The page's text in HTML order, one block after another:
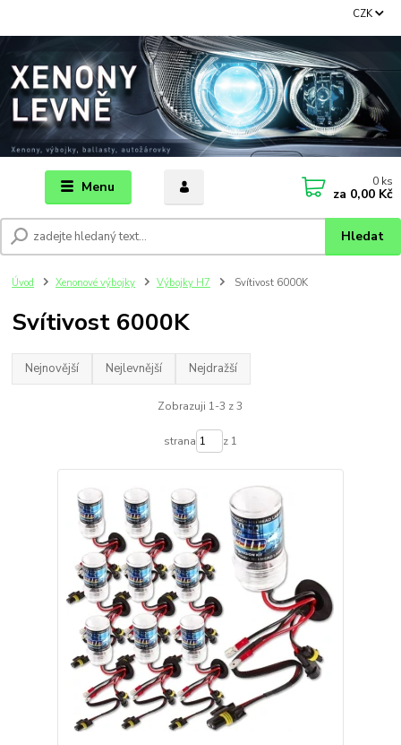
Menu
CZK
Hledat
0 ks
za 0,00 Kč
Úvod Xenonové výbojky Výbojky H7 Svítivost 6000K
Svítivost 6000K
Nejnovější Nejlevnější Nejdražší
Zobrazuji 1-3 z 3
strana z 1